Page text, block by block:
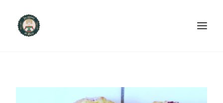
PRODUITS ET SERVICES